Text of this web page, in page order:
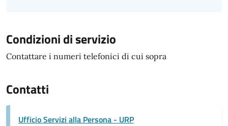
Condizioni di servizio
Contattare i numeri telefonici di cui sopra
Contatti
Ufficio Servizi alla Persona - URP